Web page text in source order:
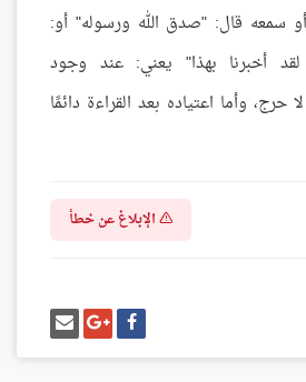
سمعه قال: "صدق الله ورسوله" أو:
أخبرنا بهذا" يعني: عند وجود
حرج، وأما اعتياده بعد القراءة دائمًا
الإبلاغ عن خطأ
شارك
على
فيسبوك
شارك
على
غوغل
بلس
إرسل
إيميل